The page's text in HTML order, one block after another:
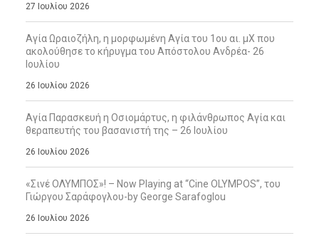
27 Ιουλίου 2026
Αγία Ωραιοζήλη, η μορφωμένη Αγία του 1ου αι. μΧ που
ακολούθησε το κήρυγμα του Απόστολου Ανδρέα- 26
Ιουλίου
26 Ιουλίου 2026
Αγία Παρασκευή η Οσιομάρτυς, η φιλάνθρωπος Αγία και
θεραπευτής του βασανιστή της – 26 Ιουλίου
26 Ιουλίου 2026
«Σινέ ΟΛΥΜΠΟΣ»! – Now Playing at “Cine OLYMPOS”, του
Γιώργου Σαράφογλου-by George Sarafoglou
26 Ιουλίου 2026